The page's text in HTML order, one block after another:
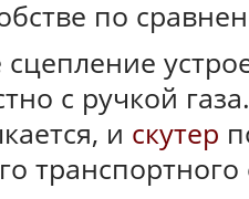
по
с ручкой
и скутер